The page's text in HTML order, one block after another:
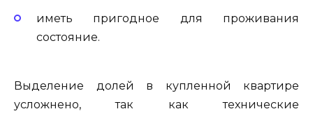
иметь пригодное для проживания
состояние.
Выделение долей в купленной квартире
усложнено, так как технические